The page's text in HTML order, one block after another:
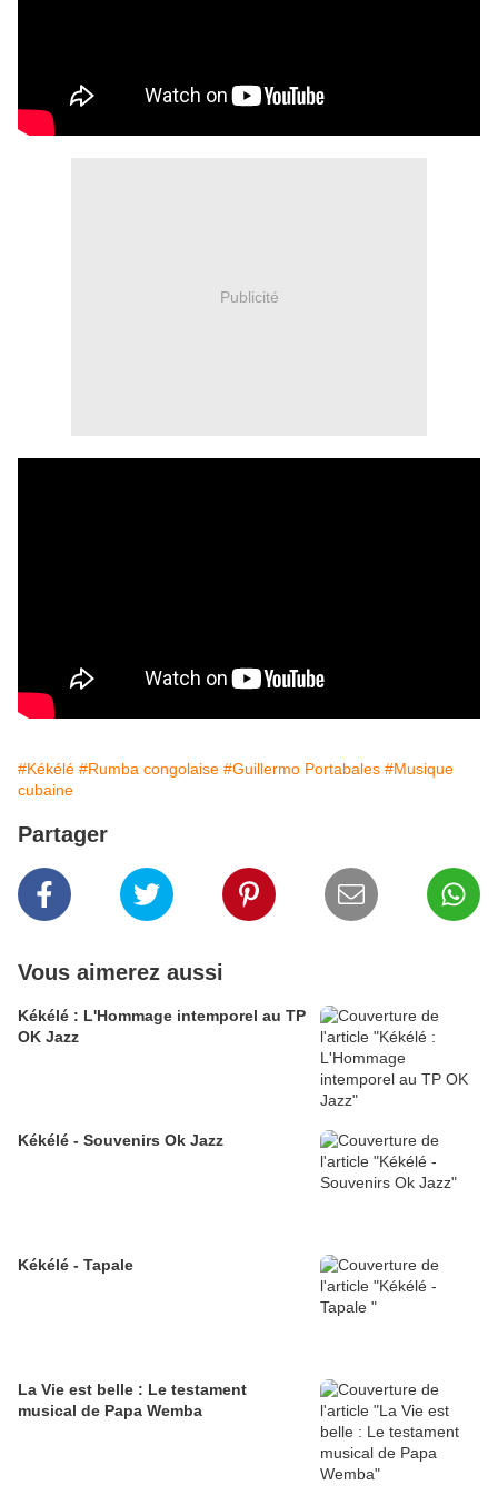
Publicité
#Kékélé #Rumba congolaise #Guillermo Portabales #Musique
cubaine
Partager
Vous aimerez aussi
Kékélé : L'Hommage intemporel au TP
OK Jazz
Kékélé - Souvenirs Ok Jazz
Kékélé - Tapale
​La Vie est belle : Le testament
musical de Papa Wemba